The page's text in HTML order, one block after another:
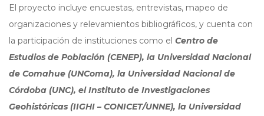
El proyecto incluye encuestas, entrevistas, mapeo de
organizaciones y relevamientos bibliográficos, y cuenta con
la participación de instituciones como el Centro de
Estudios de Población (CENEP), la Universidad Nacional
de Comahue (UNComa), la Universidad Nacional de
Córdoba (UNC), el Instituto de Investigaciones
Geohistóricas (IIGHI – CONICET/UNNE), la Universidad